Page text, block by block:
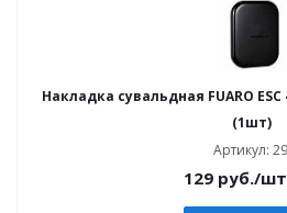
Накладка сувальдная FUARO ESC
(1шт)
Артикул:
129 руб./шт